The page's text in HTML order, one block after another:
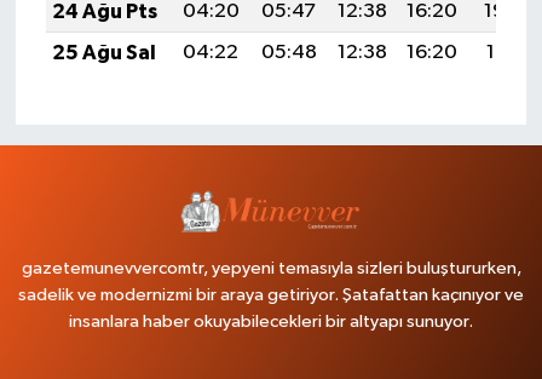
24 Ağu Pts
04:20 05:47 12:38 16:20
19:20
25 Ağu Sal
04:22 05:48 12:38 16:20 19:18
gazetemunevvercomtr, yepyeni temasıyla sizleri buluştururken,
sadelik ve modernizmi bir araya getiriyor. Şatafattan kaçınıyor ve
insanlara haber okuyabilecekleri bir altyapı sunuyor.